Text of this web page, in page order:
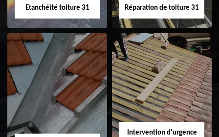
Etanchéité toiture 31
Etanchéité toiture
31
Réparation de toiture 31
Réparation de
toiture 31
Intervention d'urgence